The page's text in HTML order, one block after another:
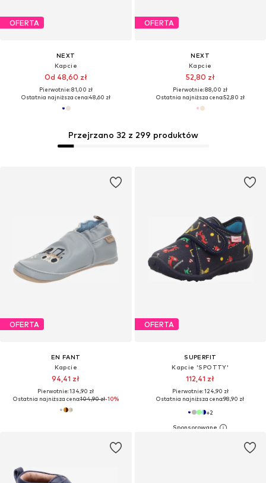
OFERTA
NEXT
Kapcie
Od 48,60 zł
Pierwotnie: 81,00 zł
Ostatnia najniższa cena:48,60 zł
OFERTA
NEXT
Kapcie
52,80 zł
Pierwotnie: 88,00 zł
Ostatnia najniższa cena:52,80 zł
OFERTA
EN FANT
Kapcie
94,41 zł
Pierwotnie: 134,90 zł
Ostatnia najniższa cena:104,90 zł-10%
Przejrzano 32 z 299 produktów
OFERTA
SUPERFIT
Kapcie 'SPOTTY'
112,41 zł
Pierwotnie: 124,90 zł
Ostatnia najniższa cena:98,90 zł
+2